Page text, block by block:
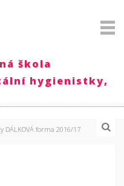
škola
hygienistky,
DÁLKOVÁ forma 2016/17